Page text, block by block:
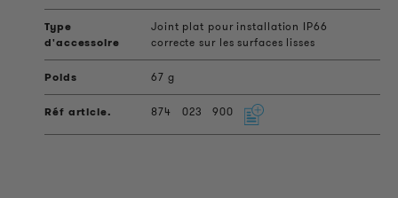
Joint plat pour installation IP66
correcte sur les surfaces lisses
67 g
874 023 900